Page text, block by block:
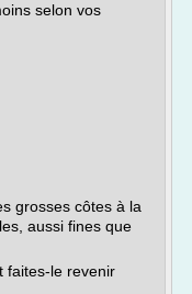
selon vos
grosses côtes à la
aussi fines que
faites-le revenir